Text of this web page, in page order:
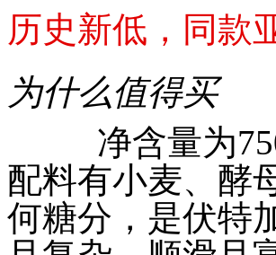
历史新低，同款
为什么值得买
净含量为
配料有小麦、酵
何糖分，是伏特